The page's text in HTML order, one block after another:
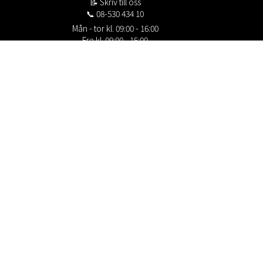
📞 08-530 434 10
Mån - tor kl. 09:00 - 16:00
Fre kl. 09:00 - 15:00